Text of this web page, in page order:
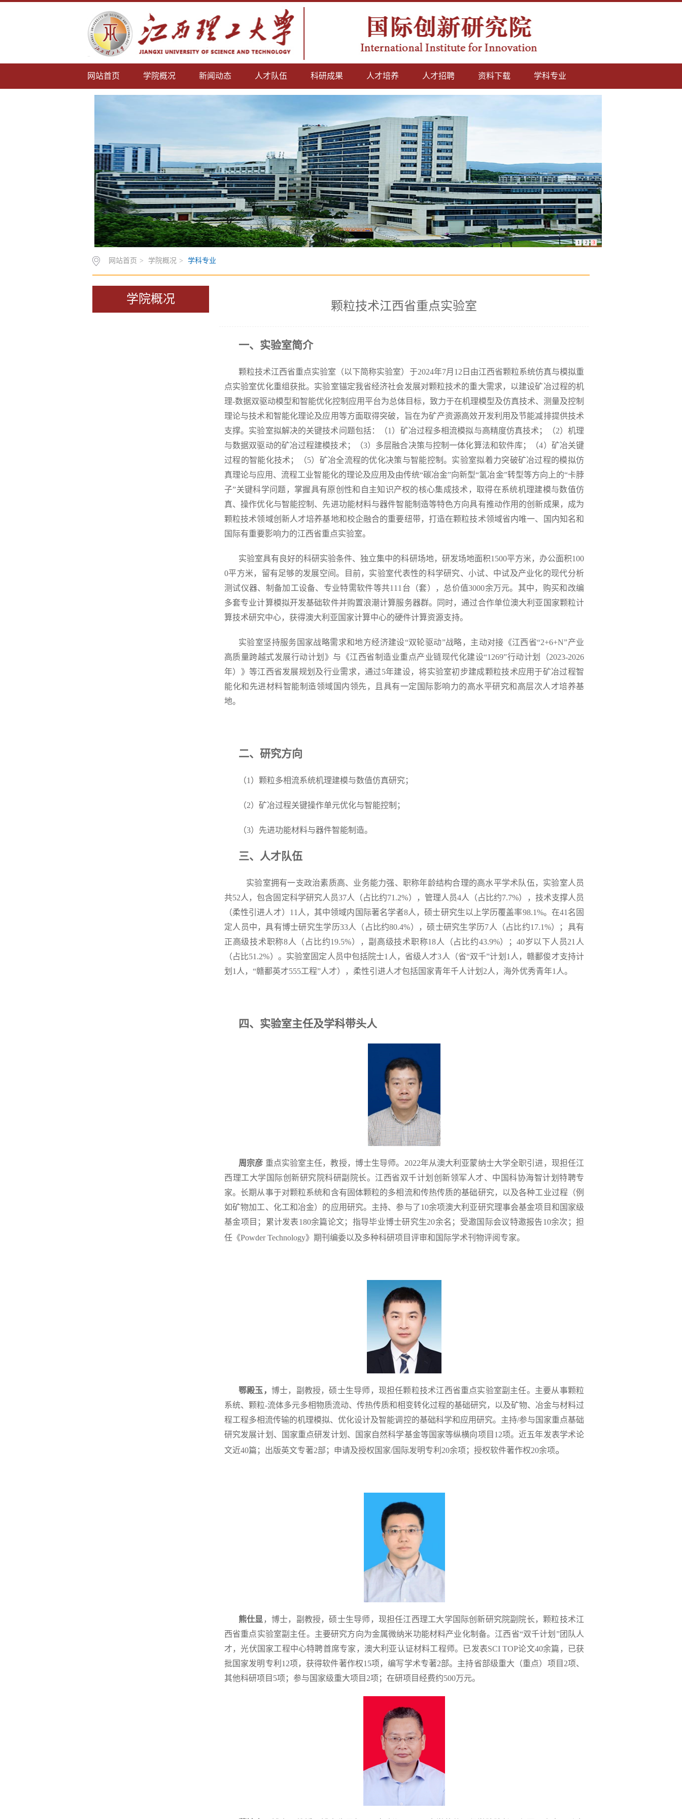
网站首页 学院概况 新闻动态 人才队伍 科研成果 人才培养 人才招聘 资料下载 学科专业
1 2 3
网站首页 > 学院概况 > 学科专业
学院概况
颗粒技术江西省重点实验室
一、实验室简介
颗粒技术江西省重点实验室（以下简称实验室）于2024年7月12日由江西省颗粒系统仿真与模拟重
点实验室优化重组获批。实验室锚定我省经济社会发展对颗粒技术的重大需求，以建设矿冶过程的机
理-数据双驱动模型和智能优化控制应用平台为总体目标，致力于在机理模型及仿真技术、测量及控制
理论与技术和智能化理论及应用等方面取得突破，旨在为矿产资源高效开发利用及节能减排提供技术
支撑。实验室拟解决的关键技术问题包括：（1）矿冶过程多相流模拟与高精度仿真技术；（2）机理
与数据双驱动的矿冶过程建模技术；（3）多层融合决策与控制一体化算法和软件库；（4）矿冶关键
过程的智能化技术；（5）矿冶全流程的优化决策与智能控制。实验室拟着力突破矿冶过程的模拟仿
真理论与应用、流程工业智能化的理论及应用及由传统“碳冶金”向新型“氢冶金”转型等方向上的“卡脖
子”关键科学问题，掌握具有原创性和自主知识产权的核心集成技术，取得在系统机理建模与数值仿
真、操作优化与智能控制、先进功能材料与器件智能制造等特色方向具有推动作用的创新成果，成为
颗粒技术领域创新人才培养基地和校企融合的重要纽带，打造在颗粒技术领域省内唯一、国内知名和
国际有重要影响力的江西省重点实验室。
实验室具有良好的科研实验条件、独立集中的科研场地，研发场地面积1500平方米，办公面积100
0平方米，留有足够的发展空间。目前，实验室代表性的科学研究、小试、中试及产业化的现代分析
测试仪器、制备加工设备、专业特需软件等共111台（套），总价值3000余万元。其中，购买和改编
多套专业计算模拟开发基础软件并购置浪潮计算服务器群。同时，通过合作单位澳大利亚国家颗粒计
算技术研究中心，获得澳大利亚国家计算中心的硬件计算资源支持。
实验室坚持服务国家战略需求和地方经济建设“双轮驱动”战略，主动对接《江西省“2+6+N”产业
高质量跨越式发展行动计划》与《江西省制造业重点产业链现代化建设“1269”行动计划（2023-2026
年）》等江西省发展规划及行业需求，通过5年建设，将实验室初步建成颗粒技术应用于矿冶过程智
能化和先进材料智能制造领域国内领先，且具有一定国际影响力的高水平研究和高层次人才培养基
地。
二、研究方向
（1）颗粒多相流系统机理建模与数值仿真研究；
（2）矿冶过程关键操作单元优化与智能控制；
（3）先进功能材料与器件智能制造。
三、人才队伍
实验室拥有一支政治素质高、业务能力强、职称年龄结构合理的高水平学术队伍， 实验室人员
共52人，包含固定科学研究人员37人（占比约71.2%），管理人员4人（占比约7.7%），技术支撑人员
（柔性引进人才）11人，其中领域内国际著名学者8人，硕士研究生以上学历覆盖率98.1%。在41名固
定人员中，具有博士研究生学历33人（占比约80.4%），硕士研究生学历7人（占比约17.1%）；具有
正高级技术职称8人（占比约19.5%），副高级技术职称18人（占比约43.9%）；40岁以下人员21人
（占比51.2%）。实验室固定人员中包括院士1人，省级人才3人（省“双千”计划1人，赣鄱俊才支持计
划1人，“赣鄱英才555工程”人才），柔性引进人才包括国家青年千人计划2人，海外优秀青年1人。
四、实验室主任及学科带头人
周宗彦 重点实验室主任，教授，博士生导师。2022年从澳大利亚蒙纳士大学全职引进，现担任江
西理工大学国际创新研究院科研副院长。江西省双千计划创新领军人才、中国科协海智计划特聘专
家。长期从事于对颗粒系统和含有固体颗粒的多相流和传热传质的基础研究，以及各种工业过程（例
如矿物加工、化工和冶金）的应用研究。主持、参与了10余项澳大利亚研究理事会基金项目和国家级
基金项目；累计发表180余篇论文；指导毕业博士研究生20余名；受邀国际会议特邀报告10余次；担
任《Powder Technology》期刊编委以及多种科研项目评审和国际学术刊物评阅专家。
鄂殿玉， 博士，副教授，硕士生导师，现担任颗粒技术江西省重点实验室副主任。主要从事颗粒
系统、颗粒-流体多元多相物质流动、传热传质和相变转化过程的基础研究，以及矿物、冶金与材料过
程工程多相流传输的机理模拟、优化设计及智能调控的基础科学和应用研究。主持/参与国家重点基础
研究发展计划、国家重点研发计划、国家自然科学基金等国家等纵横向项目12项。近五年发表学术论
文近40篇；出版英文专著2部；申请及授权国家/国际发明专利20余项；授权软件著作权20余项。
熊仕显 ， 博士，副教授，硕士生导师，现担任江西理工大学国际创新研究院副院长，颗粒技术江
西省重点实验室副主任。主要研究方向为金属微纳米功能材料产业化制备。江西省“双千计划”团队人
才，光伏国家工程中心特聘首席专家，澳大利亚认证材料工程师。已发表SCI TOP论文40余篇，已获
批国家发明专利12项，获得软件著作权15项，编写学术专著2部。主持省部级重大（重点）项目2项、
其他科研项目5项；参与国家级重大项目2项；在研项目经费约500万元。